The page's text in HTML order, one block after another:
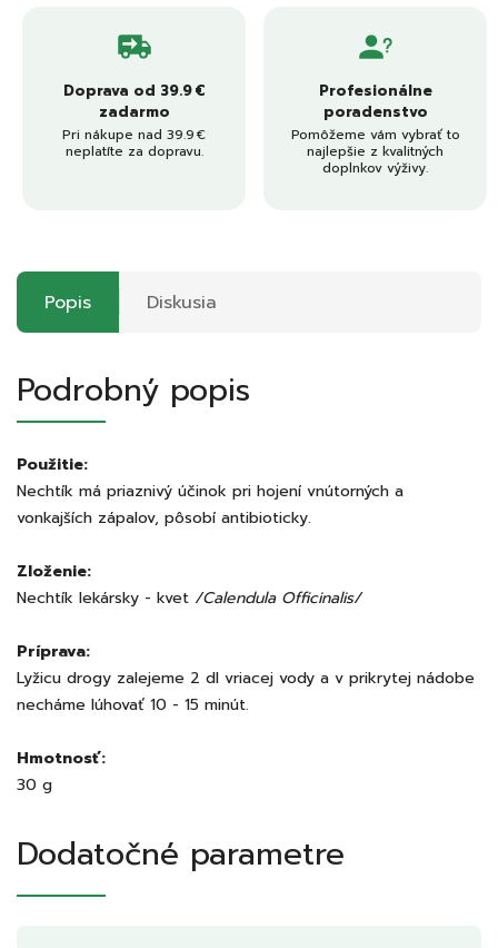
Doprava od 39.9 €
zadarmo
Pri nákupe nad 39.9 €
neplatíte za dopravu.
Profesionálne
poradenstvo
Pomôžeme vám vybrať to
najlepšie z kvalitných
doplnkov výživy.
Popis Diskusia
Podrobný popis
Použitie:
Nechtík má priaznivý účinok pri hojení vnútorných a
vonkajších zápalov, pôsobí antibioticky.
Zloženie:
Nechtík lekársky - kvet /Calendula Officinalis/
Príprava:
Lyžicu drogy zalejeme 2 dl vriacej vody a v prikrytej nádobe
necháme lúhovať 10 - 15 minút.
Hmotnosť:
30 g
Dodatočné parametre